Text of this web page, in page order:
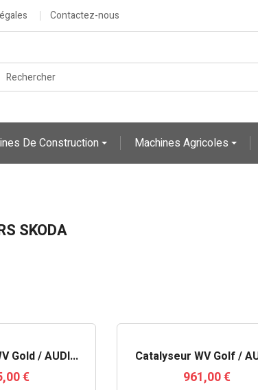
Contactez-nous
De Construction Machines Agricoles
SKODA
Gold / AUDI...
€
Catalyseur WV Golf /
961,00 €